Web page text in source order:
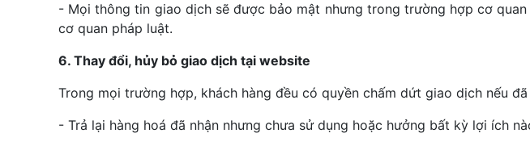
- Mọi thông tin giao dịch sẽ được bảo mật nhưng trong trường hợp cơ
cơ quan pháp luật.
6. Thay đổi, hủy bỏ giao dịch tại website
Trong mọi trường hợp, khách hàng đều có quyền chấm dứt giao dịch nếu
- Trả lại hàng hoá đã nhận nhưng chưa sử dụng hoặc hưởng bất kỳ lợi ích